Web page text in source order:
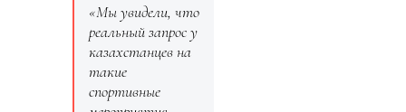
«Мы увидели, что
реальный запрос у
казахстанцев на
такие
спортивные